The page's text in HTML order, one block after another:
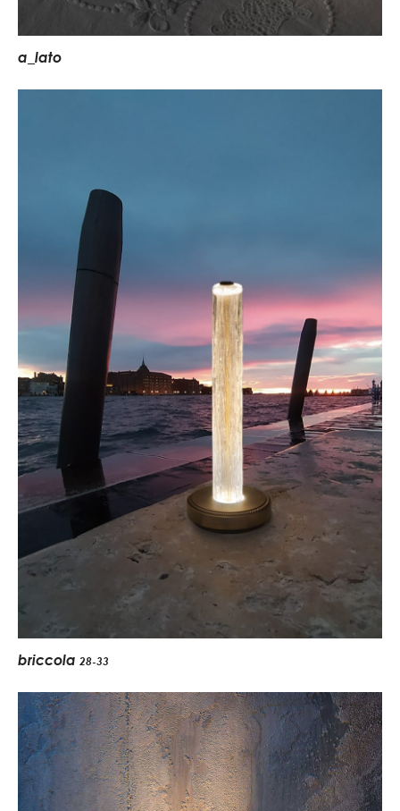
a lato
briccola 28-33